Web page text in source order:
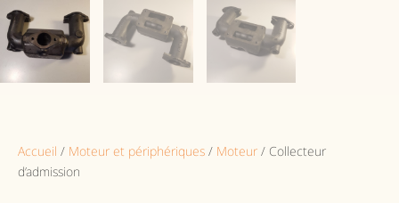
Accueil / Moteur et périphériques / Moteur / Collecteur
d’admission